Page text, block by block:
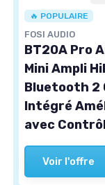
🔥 POPULAIRE
FOSI AUDIO
BT20A Pro
Mini Ampli
Bluetooth 2
Intégré
avec
Voir l'offre